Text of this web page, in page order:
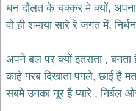
कृष्ण
भजन
krishna
शिव
भजन
bhajans
धन दौलत के चक्कर मे क्यों, अपना
वो ही शमाया सारे रे जगत में,
अपने बल पर क्यों इतराता , बनता
काहे गरब दिखाता पगले, छाई है
सबमे उनका नूर है प्यारे , निर्बल